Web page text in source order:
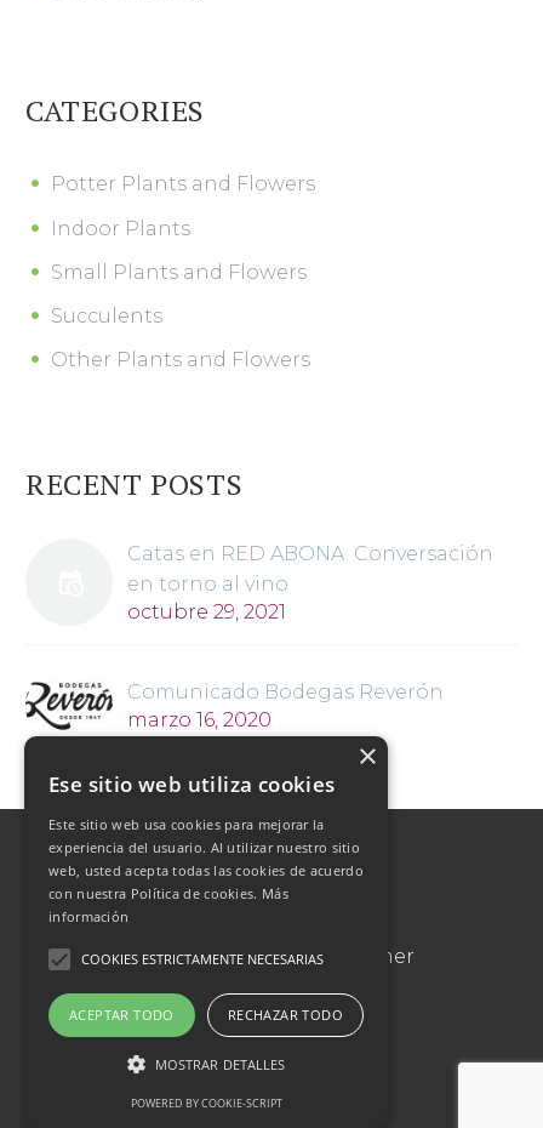
CATEGORIES
Potter Plants and Flowers
Indoor Plants
Small Plants and Flowers
Succulents
Other Plants and Flowers
RECENT POSTS
Catas en RED ABONA. Conversación
en torno al vino
octubre 29, 2021
Comunicado Bodegas Reverón
marzo 16, 2020
© CopyrightCodexThemes
Support Contact Us
Disclaimer
Privacy Policy
×
Ese sitio web utiliza cookies
Este sitio web usa cookies para mejorar la
experiencia del usuario. Al utilizar nuestro sitio
web, usted acepta todas las cookies de acuerdo
con nuestra Política de cookies. Más
información
COOKIES ESTRICTAMENTE NECESARIAS
ACEPTAR TODO RECHAZAR TODO
MOSTRAR DETALLES
POWERED BY COOKIE-SCRIPT